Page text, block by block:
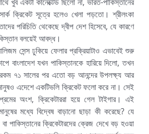
ক্রিকেট সূত্রে হলেও খেলা পড়তো। শ্রীলংকা
পরিচিতি থেকেছে দ্বীপ দেশ হিসেবে, যে কারণে
বলয়েই আবদ্ধ।
সেন্স ঢুকিয়ে ফেলার প্রক্রিয়াটাও এভাবেই শুরু
বাংলাদেশ যখন পাকিস্তানকে হারিয়ে দিলো, তখন
এরকম ৭১ সালের পর এতো বড় আনন্দের উপলক্ষ্য আর
এদেশে একটিভলি ক্রিকেট ফলো করে না। সেই
অংশ, ক্রিকেটাররা হয়ে গেল টাইগার। এই
মধ্যে বিদ্বেষ বাড়ানো ছাড়া কী করেছে? যে
পাকিস্তানের ক্রিকেটারদের ক্রেজ দেখে বড় হওয়া